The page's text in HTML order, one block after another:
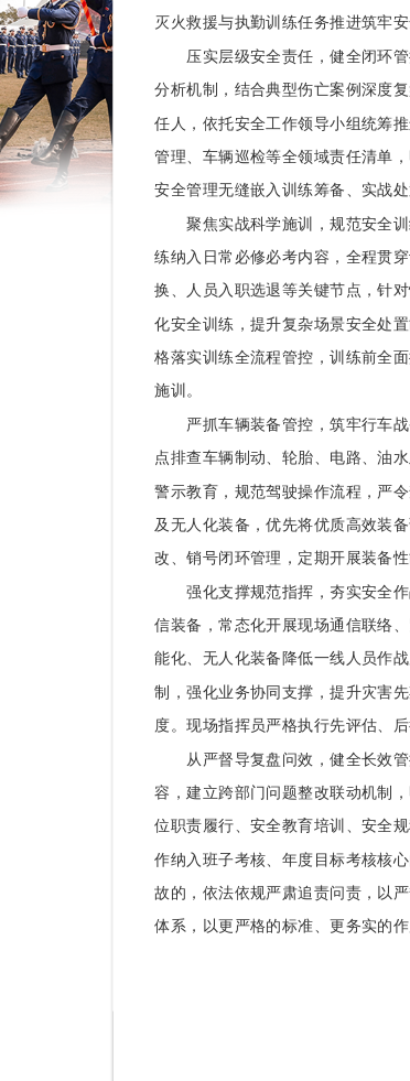
灭火救援与执勤训练任务推进筑牢安
压实层级安全责任，健全闭环
分析机制，结合典型伤亡案例深度
任人，依托安全工作领导小组统筹
管理、车辆巡检等全领域责任清单
安全管理无缝嵌入训练筹备、实战
聚焦实战科学施训，规范安全
练纳入日常必修必考内容，全程贯
换、人员入职选退等关键节点，针
化安全训练，提升复杂场景安全处
格落实训练全流程管控，训练前全
施训。
严抓车辆装备管控，筑牢行车
点排查车辆制动、轮胎、电路、油
警示教育，规范驾驶操作流程，严
及无人化装备，优先将优质高效装
改、销号闭环管理，定期开展装备
强化支撑规范指挥，夯实安全
信装备，常态化开展现场通信联络
能化、无人化装备降低一线人员作
制，强化业务协同支撑，提升灾害
度。现场指挥员严格执行先评估、
从严督导复盘问效，健全长效
容，建立跨部门问题整改联动机制
位职责履行、安全教育培训、安全
作纳入班子考核、年度目标考核核
故的，依法依规严肃追责问责，以
体系，以更严格的标准、更务实的